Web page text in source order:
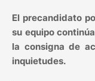
El precandidato
su equipo
la consigna de
inquietudes.